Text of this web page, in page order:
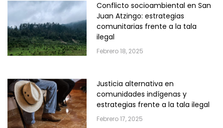
Conflicto socioambiental en San
Juan Atzingo: estrategias
comunitarias frente a la tala
ilegal
Febrero 18, 2025
Justicia alternativa en
comunidades indígenas y
estrategias frente a la tala ilegal
Febrero 17, 2025